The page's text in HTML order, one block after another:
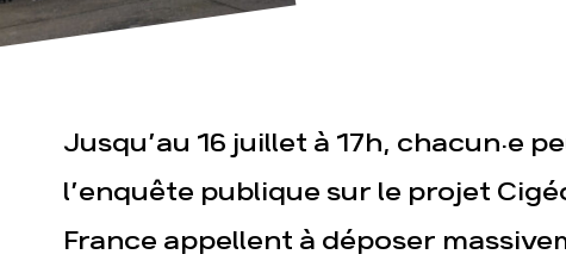
presse Publications
Jusqu’au 16 juillet à 17h, chacun·e
l’enquête publique sur le projet
France appellent à déposer